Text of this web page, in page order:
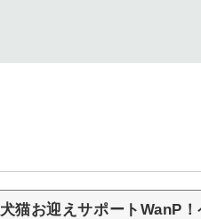
猫お迎えサポートWanP